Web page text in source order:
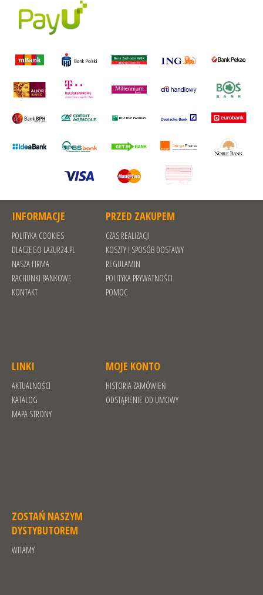
INFORMACJE
POLITYKA COOKIES
DLACZEGO LAZUR24.PL
NASZA FIRMA
RACHUNKI BANKOWE
KONTAKT
PRZED ZAKUPEM
CZAS REALIZACJI
KOSZTY I SPOSÓB DOSTAWY
REGULAMIN
POLITYKA PRYWATNOŚCI
POMOC
LINKI
AKTUALNOŚCI
KATALOG
MAPA STRONY
MOJE KONTO
HISTORIA ZAMÓWIEŃ
ODSTĄPIENIE OD UMOWY
ZOSTAŃ NASZYM
DYSTYBUTOREM
WITAMY